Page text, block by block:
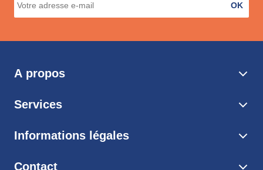
OK
A propos
Services
Informations légales
Contact